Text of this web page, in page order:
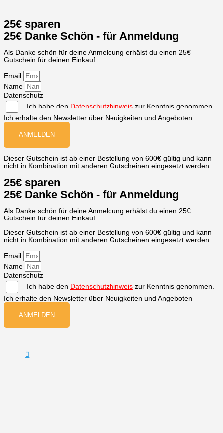
25€ sparen
25€ Danke Schön - für Anmeldung
Als Danke schön für deine Anmeldung erhälst du einen 25€
Gutschein für deinen Einkauf.
Email
Name
Datenschutz
Ich habe den Datenschutzhinweis zur Kenntnis genommen.
Ich erhalte den Newsletter über Neuigkeiten und Angeboten
ANMELDEN
Dieser Gutschein ist ab einer Bestellung von 600€ gültig und kann
nicht in Kombination mit anderen Gutscheinen eingesetzt werden.
25€ sparen
25€ Danke Schön - für Anmeldung
Als Danke schön für deine Anmeldung erhälst du einen 25€
Gutschein für deinen Einkauf.
Dieser Gutschein ist ab einer Bestellung von 600€ gültig und kann
nicht in Kombination mit anderen Gutscheinen eingesetzt werden.
Email
Name
Datenschutz
Ich habe den Datenschutzhinweis zur Kenntnis genommen.
Ich erhalte den Newsletter über Neuigkeiten und Angeboten
ANMELDEN